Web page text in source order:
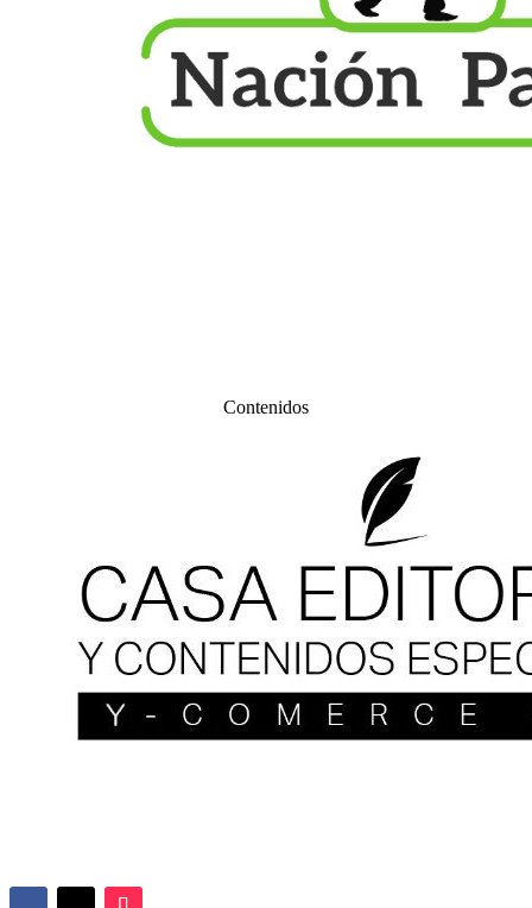
Contenidos